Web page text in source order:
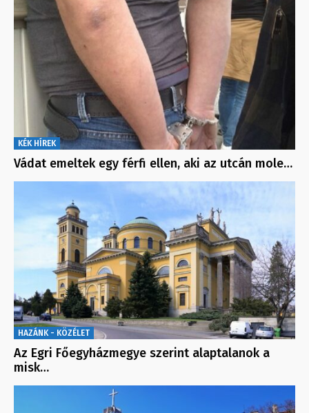
KÉK HÍREK
Vádat emeltek egy férfi ellen, aki az utcán mole…
HAZÁNK - KÖZÉLET
Az Egri Főegyházmegye szerint alaptalanok a
misk…